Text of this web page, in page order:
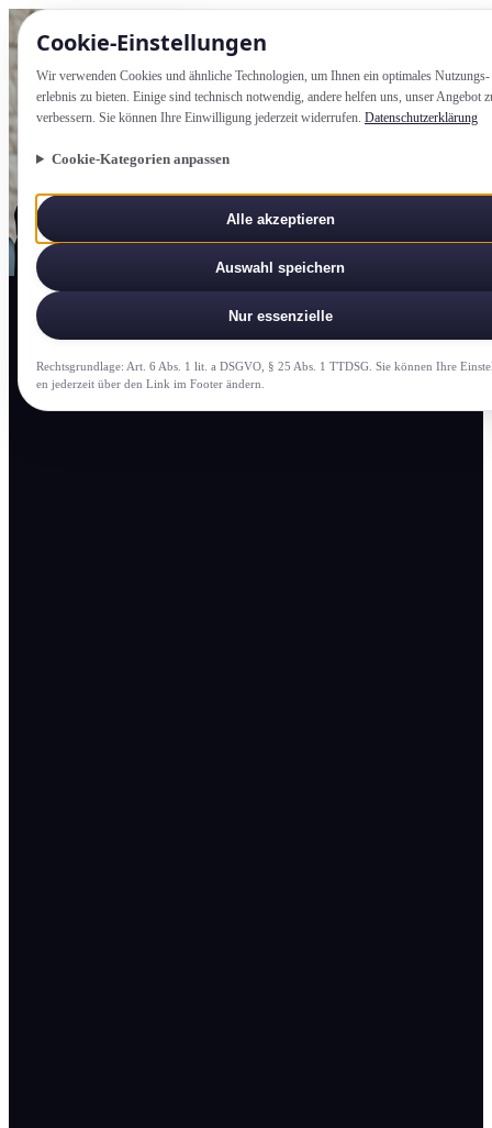
Cookie-Einstellung­en
Wir verwenden Cookies und ähnliche Technologien, um Ihnen ein optimales Nutzungs­
erlebnis zu bieten. Einige sind technisch notwendig, andere helfen uns, unser Angebot
verbessern. Sie können Ihre Einwilligung jederzeit widerrufen. Datenschutzerklärung
Cookie-Kategorien anpassen
Alle akzeptieren
Auswahl speichern
Nur essenzielle
Rechtsgrundlage: Art. 6 Abs. 1 lit. a DSGVO, § 25 Abs. 1 TTDSG. Sie können Ihre
en jederzeit über den Link im Footer ändern.